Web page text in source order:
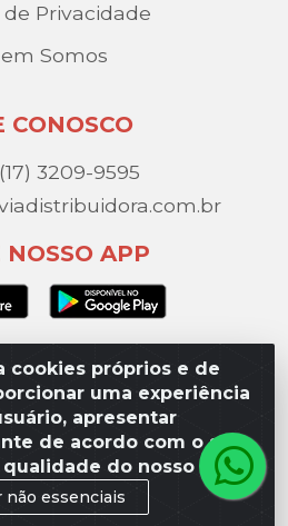
cookies próprios e de
uma experiência
apresentar
de acordo com o seu
do nosso site.
não essenciais
Privacidade
Somos
CONOSCO
(17) 3209-9595
NOSSO APP
Percy Gandini, 329 – Vila
Rio Preto / SP - CEP 15077-
49.975.923/0003-10